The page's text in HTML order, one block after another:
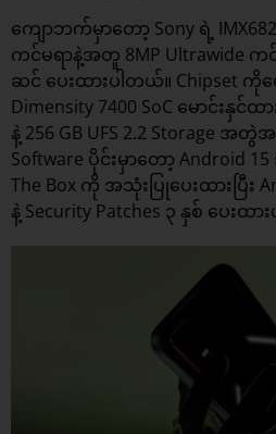
ကျောဘက်မှာတော့ Sony ရဲ့ IMX682
ကင်မရာနဲ့အတူ 8MP Ultrawide
ဆင် ပေးထားပါတယ်။ Chipset ကိုတ
Dimensity 7400 SoC မောင်းနှင်ထာ
နဲ့ 256 GB UFS 2.2 Storage အ
Software ပိုင်းမှာတော့ Android 15
The Box ကို အသုံးပြုပေးထားပြီး
နဲ့ Security Patches ၃ နှစ် ပေးထာ